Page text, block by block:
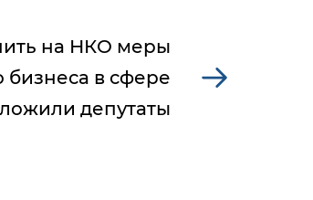
на НКО меры
в сфере
депутаты